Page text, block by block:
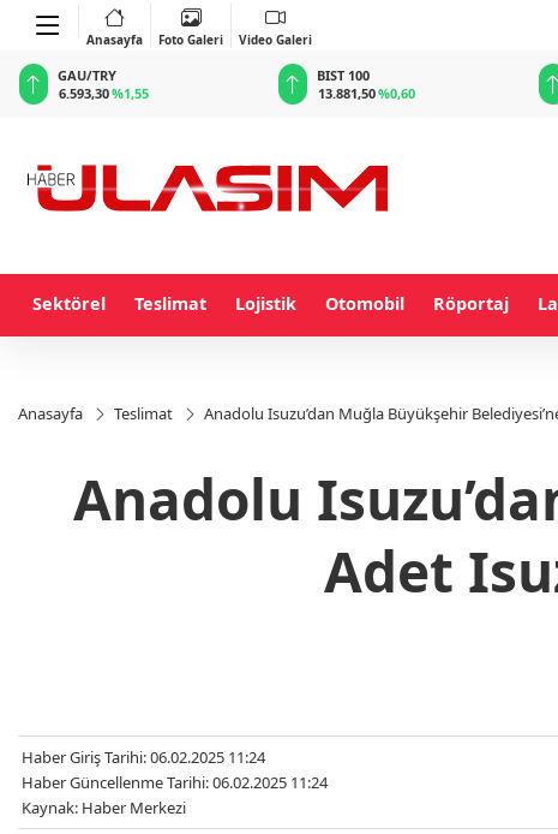
Anasayfa Foto Galeri Video Galeri
BIST 100
13.881,50%0,60
USD
47,6977%0,17
Sektörel Teslimat Lojistik Otomobil Röportaj
Anasayfa Teslimat Anadolu Isuzu’dan Muğla Büyükşehir
Anadolu
Adet
Haber Giriş Tarihi: 06.02.2025 11:24
Haber Güncellenme Tarihi: 06.02.2025 11:24
Kaynak: Haber Merkezi